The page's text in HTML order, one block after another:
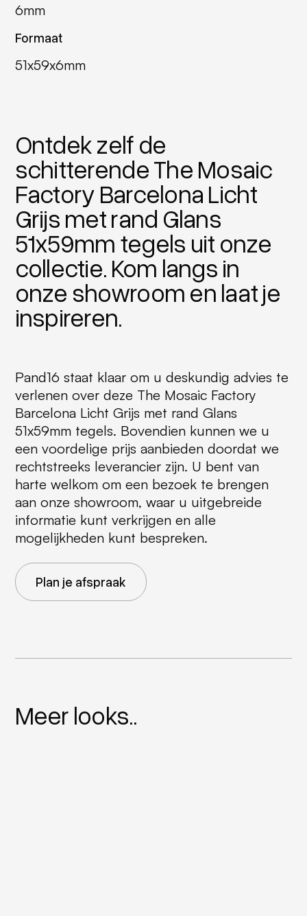
6mm
Formaat
51x59x6mm
Ontdek zelf de
schitterende The Mosaic
Factory Barcelona Licht
Grijs met rand Glans
51x59mm tegels uit onze
collectie. Kom langs in
onze showroom en laat je
inspireren.
Pand16 staat klaar om u deskundig advies te
verlenen over deze The Mosaic Factory
Barcelona Licht Grijs met rand Glans
51x59mm tegels. Bovendien kunnen we u
een voordelige prijs aanbieden doordat we
rechtstreeks leverancier zijn. U bent van
harte welkom om een bezoek te brengen
aan onze showroom, waar u uitgebreide
informatie kunt verkrijgen en alle
mogelijkheden kunt bespreken.
Plan je afspraak
Meer looks..